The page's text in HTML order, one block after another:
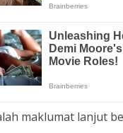
maklumat lanjut